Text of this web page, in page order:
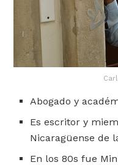
Abogado y
Es escritor y
Nicaragüense de
En los 80s fue